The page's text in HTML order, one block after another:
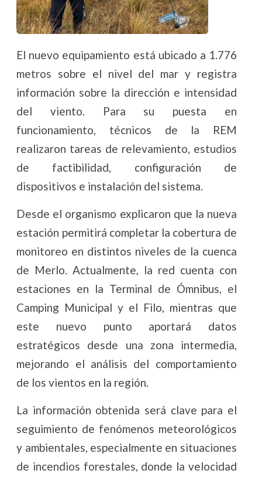
El nuevo equipamiento está ubicado a 1.776
metros sobre el nivel del mar y registra
información sobre la dirección e intensidad
del viento. Para su puesta en
funcionamiento, técnicos de la REM
realizaron tareas de relevamiento, estudios
de factibilidad, configuración de
dispositivos e instalación del sistema.
Desde el organismo explicaron que la nueva
estación permitirá completar la cobertura de
monitoreo en distintos niveles de la cuenca
de Merlo. Actualmente, la red cuenta con
estaciones en la Terminal de Ómnibus, el
Camping Municipal y el Filo, mientras que
este nuevo punto aportará datos
estratégicos desde una zona intermedia,
mejorando el análisis del comportamiento
de los vientos en la región.
La información obtenida será clave para el
seguimiento de fenómenos meteorológicos
y ambientales, especialmente en situaciones
de incendios forestales, donde la velocidad